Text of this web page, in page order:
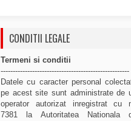
CONDITII LEGALE
Termeni si conditii
-----------------------------------------------------
Datele cu caracter personal
pe acest site sunt administrate de
operator autorizat inregistrat cu
7381 la Autoritatea Nationala